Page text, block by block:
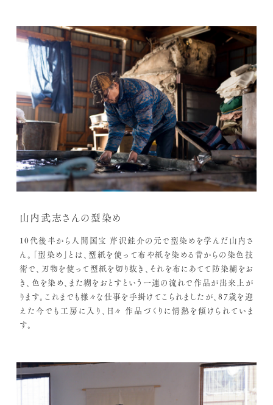
山内武志さんの型染め
10代後半から人間国宝 芹沢銈介の元で型染めを学んだ山内さ
ん。「型染め」とは、型紙を使って布や紙を染める昔からの染色技
術で、刃物を使って型紙を切り抜き、それを布にあてて防染糊をお
き、色を染め、また糊をおとすという一連の流れで作品が出来上が
ります。これまでも様々な仕事を手掛けてこられましたが、87歳を迎
えた今でも工房に入り、日々 作品づくりに情熱を傾けられていま
す。